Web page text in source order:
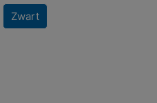
Zwart